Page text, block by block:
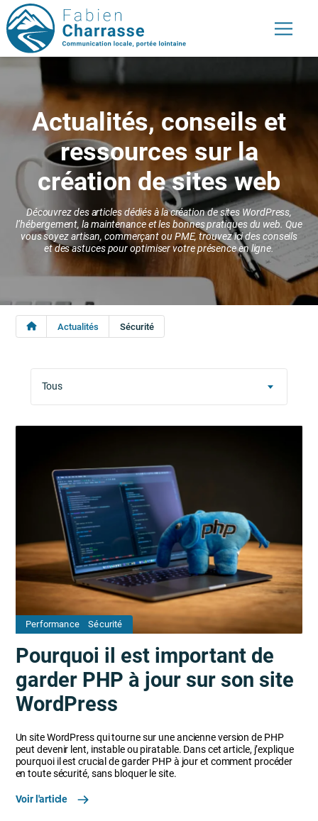
Actualités, conseils et
ressourcessur la
création de sites web
Découvrez des articles dédiés à la création de sites WordPress,
l’hébergement, la maintenance et les bonnes pratiques du web. Que
vous soyez artisan, commerçant ou PME, trouvez ici des conseils
et des astuces pour optimiser votre présence en ligne.
Actualités Sécurité
Performance Sécurité
Pourquoi il est important de
garder PHP à jour sur son site
WordPress
Un site WordPress qui tourne sur une ancienne version de PHP
peut devenir lent, instable ou piratable. Dans cet article, j’explique
pourquoi il est crucial de garder PHP à jour et comment procéder
en toute sécurité, sans bloquer le site.
Voir l'article